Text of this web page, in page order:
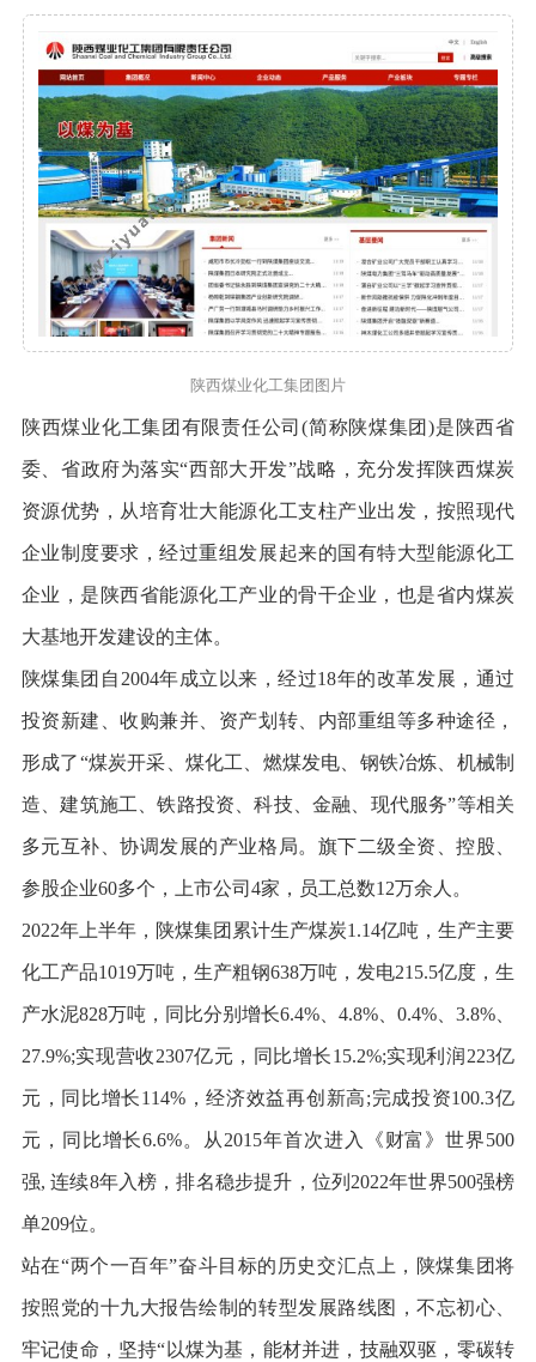
陕西煤业化工集团图片
陕西煤业化工集团有限责任公司(简称陕煤集团)是陕西省
委、省政府为落实“西部大开发”战略，充分发挥陕西煤炭
资源优势，从培育壮大能源化工支柱产业出发，按照现代
企业制度要求，经过重组发展起来的国有特大型能源化工
企业，是陕西省能源化工产业的骨干企业，也是省内煤炭
大基地开发建设的主体。
陕煤集团自2004年成立以来，经过18年的改革发展，通过
投资新建、收购兼并、资产划转、内部重组等多种途径，
形成了“煤炭开采、煤化工、燃煤发电、钢铁冶炼、机械制
造、建筑施工、铁路投资、科技、金融、现代服务”等相关
多元互补、协调发展的产业格局。旗下二级全资、控股、
参股企业60多个，上市公司4家，员工总数12万余人。
2022年上半年，陕煤集团累计生产煤炭1.14亿吨，生产主要
化工产品1019万吨，生产粗钢638万吨，发电215.5亿度，生
产水泥828万吨，同比分别增长6.4%、4.8%、0.4%、3.8%、
27.9%;实现营收2307亿元，同比增长15.2%;实现利润223亿
元，同比增长114%，经济效益再创新高;完成投资100.3亿
元，同比增长6.6%。从2015年首次进入《财富》世界500
强, 连续8年入榜，排名稳步提升，位列2022年世界500强榜
单209位。
站在“两个一百年”奋斗目标的历史交汇点上，陕煤集团将
按照党的十九大报告绘制的转型发展路线图，不忘初心、
牢记使命，坚持“以煤为基，能材并进，技融双驱，零碳转